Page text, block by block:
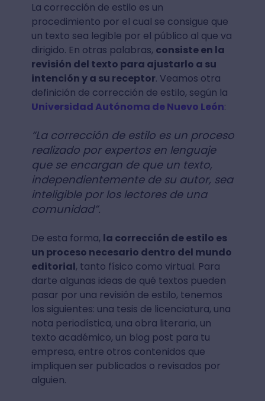
La corrección de estilo es un
procedimiento por el cual se consigue que
un texto sea legible por el público al que va
dirigido. En otras palabras, consiste en la
revisión del texto para ajustarlo a su
intención y a su receptor. Veamos otra
definición de corrección de estilo, según la
Universidad Autónoma de Nuevo León:
“La corrección de estilo es un proceso
realizado por expertos en lenguaje
que se encargan de que un texto,
independientemente de su autor, sea
inteligible por los lectores de una
comunidad”.
De esta forma, la corrección de estilo es
un proceso necesario dentro del mundo
editorial, tanto físico como virtual. Para
darte algunas ideas de qué textos pueden
pasar por una revisión de estilo, tenemos
los siguientes: una tesis de licenciatura, una
nota periodística, una obra literaria, un
texto académico, un blog post para tu
empresa, entre otros contenidos que
impliquen ser publicados o revisados por
alguien.